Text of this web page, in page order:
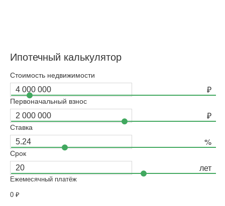
Ипотечный калькулятор
Стоимость недвижимости
Первоначальный взнос
Ставка
Срок
Ежемесячный платёж
0 ₽